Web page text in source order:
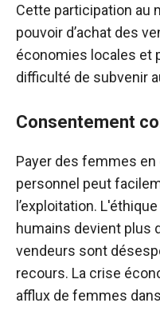
Cette participation au
pouvoir d’achat des
économies locales et
difficulté de subvenir
Consentement
Payer des femmes
personnel peut
l’exploitation.
humains devient plus
vendeurs sont
recours. La crise
afflux de femmes